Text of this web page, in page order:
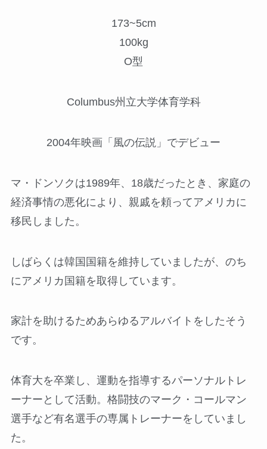
173~5cm
100kg
O型
Columbus州立大学体育学科
2004年映画「風の伝説」でデビュー
マ・ドンソクは1989年、18歳だったとき、家庭の
経済事情の悪化により、親戚を頼ってアメリカに
移民しました。
しばらくは韓国国籍を維持していましたが、のち
にアメリカ国籍を取得しています。
家計を助けるためあらゆるアルバイトをしたそう
です。
体育大を卒業し、運動を指導するパーソナルトレ
ーナーとして活動。格闘技のマーク・コールマン
選手など有名選手の専属トレーナーをしていまし
た。